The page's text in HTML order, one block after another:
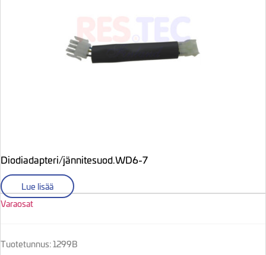
Diodiadapteri/jännitesuod.WD6-7
Lue lisää
Varaosat
Tuotetunnus: 1299B